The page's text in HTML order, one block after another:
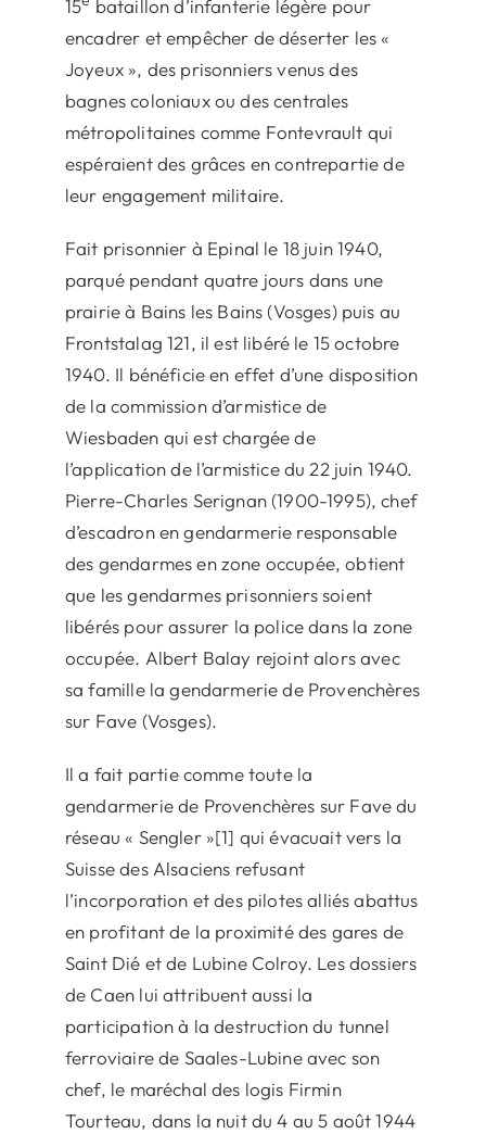
15
bataillon d’infanterie légère pour
encadrer et empêcher de déserter les «
Joyeux », des prisonniers venus des
bagnes coloniaux ou des centrales
métropolitaines comme Fontevrault qui
espéraient des grâces en contrepartie de
leur engagement militaire.
Fait prisonnier à Epinal le 18 juin 1940,
parqué pendant quatre jours dans une
prairie à Bains les Bains (Vosges) puis au
Frontstalag 121, il est libéré le 15 octobre
1940. Il bénéficie en effet d’une disposition
de la commission d’armistice de
Wiesbaden qui est chargée de
l’application de l’armistice du 22 juin 1940.
Pierre-Charles Serignan (1900-1995), chef
d’escadron en gendarmerie responsable
des gendarmes en zone occupée, obtient
que les gendarmes prisonniers soient
libérés pour assurer la police dans la zone
occupée. Albert Balay rejoint alors avec
sa famille la gendarmerie de Provenchères
sur Fave (Vosges).
Il a fait partie comme toute la
gendarmerie de Provenchères sur Fave du
réseau « Sengler »[1] qui évacuait vers la
Suisse des Alsaciens refusant
l’incorporation et des pilotes alliés abattus
en profitant de la proximité des gares de
Saint Dié et de Lubine Colroy. Les dossiers
de Caen lui attribuent aussi la
participation à la destruction du tunnel
ferroviaire de Saales-Lubine avec son
chef, le maréchal des logis Firmin
Tourteau, dans la nuit du 4 au 5 août 1944